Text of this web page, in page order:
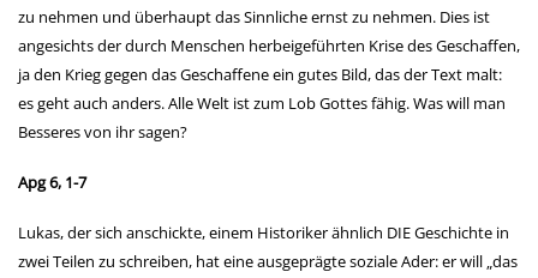
zu nehmen und überhaupt das Sinnliche ernst zu nehmen. Dies ist
angesichts der durch Menschen herbeigeführten Krise des Geschaffen,
ja den Krieg gegen das Geschaffene ein gutes Bild, das der Text malt:
es geht auch anders. Alle Welt ist zum Lob Gottes fähig. Was will man
Besseres von ihr sagen?
Apg 6, 1-7
Lukas, der sich anschickte, einem Historiker ähnlich DIE Geschichte in
zwei Teilen zu schreiben, hat eine ausgeprägte soziale Ader: er will „das